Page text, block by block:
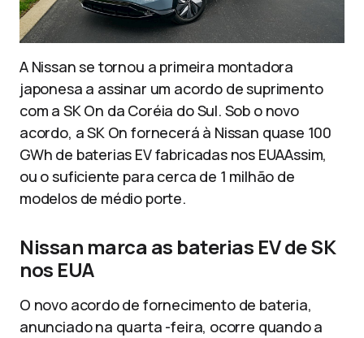
A Nissan se tornou a primeira montadora
japonesa a assinar um acordo de suprimento
com a SK On da Coréia do Sul. Sob o novo
acordo, a SK On fornecerá à Nissan quase 100
GWh de baterias EV fabricadas nos EUAAssim,
ou o suficiente para cerca de 1 milhão de
modelos de médio porte.
Nissan marca as baterias EV de SK
nos EUA
O novo acordo de fornecimento de bateria,
anunciado na quarta -feira, ocorre quando a